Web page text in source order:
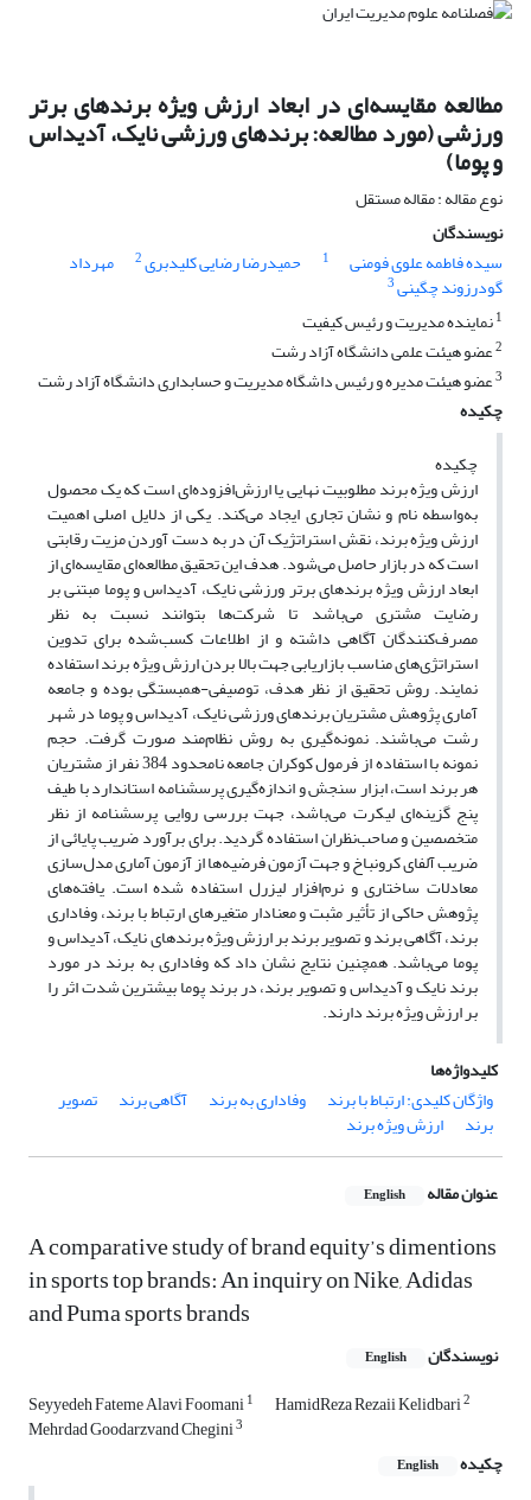
مطالعه مقایسه‌ای در ابعاد ارزش ویژه برندهای برتر
ورزشی (مورد مطالعه: برندهای ورزشی نایک، آدیداس
و پوما)
نوع مقاله : مقاله مستقل
نویسندگان
سیده فاطمه علوی فومنی
1 حمیدرضا رضایی کلیدبری2 مهرداد
گودرزوند چگینی3
1نماینده مدیریت و رئیس کیفیت
2عضو هیئت علمی دانشگاه آزاد رشت
3عضو هیئت مدیره و رئیس داشگاه مدیریت و حسابداری دانشگاه آزاد رشت
چکیده
چکیده
ارزش ویژه برند مطلوبیت نهایی یا ارزش‌افزوده‌ای است که یک محصول
به‌واسطه نام و نشان تجاری ایجاد می‌کند. یکی از دلایل اصلی اهمیت
ارزش ویژه برند، نقش استراتژیک آن در به دست آوردن مزیت رقابتی
است که در بازار حاصل می‌شود. هدف این تحقیق مطالعه‌ای مقایسه‌ای از
ابعاد ارزش ویژه برندهای برتر ورزشی نایک، آدیداس و پوما مبتنی بر
رضایت مشتری می‌باشد تا شرکت‌ها بتوانند نسبت به نظر
مصرف‌کنندگان آگاهی داشته و از اطلاعات کسب‌شده برای تدوین
استراتژی‌های مناسب بازاریابی جهت بالا بردن ارزش ویژه برند استفاده
نمایند. روش تحقیق از نظر هدف، توصیفی-همبستگی بوده و جامعه
آماری پژوهش مشتریان برندهای ورزشی نایک، آدیداس و پوما در شهر
رشت می‌باشند. نمونه‌گیری به روش نظام‌مند صورت گرفت. حجم
نمونه با استفاده از فرمول کوکران جامعه نامحدود 384 نفر از مشتریان
هر برند است، ابزار سنجش و اندازه‌گیری پرسشنامه استاندارد با طیف
پنج گزینه‌ای لیکرت می‌باشد، جهت بررسی روایی پرسشنامه از نظر
متخصصین و صاحب‌نظران استفاده گردید. برای برآورد ضریب پایائی از
ضریب آلفای کرونباخ و جهت آزمون فرضیه‌ها از آزمون آماری مدل‌سازی
معادلات ساختاری و نرم‌افزار لیزرل استفاده ‌شده است. یافته‌های
پژوهش حاکی از تأثیر مثبت و معنادار متغیرهای ارتباط با برند، وفاداری
برند، آگاهی برند و تصویر برند بر ارزش ویژه برندهای نایک، آدیداس و
پوما می‌باشد. همچنین نتایج نشان داد که وفاداری به برند در مورد
برند نایک و آدیداس و تصویر برند، در برند پوما بیشترین شدت اثر را
بر ارزش ویژه برند دارند.
کلیدواژه‌ها
واژگان کلیدی: ارتباط با برند
وفاداری به برند آگاهی برند تصویر
برند ارزش ویژه برند
عنوان مقاله English
A comparative study of brand equity’s dimentions
in sports top brands: An inquiry on Nike, Adidas
and Puma sports brands
نویسندگان English
Seyyedeh Fateme Alavi Foomani1 HamidReza Rezaii Kelidbari2
Mehrdad Goodarzvand Chegini3
چکیده English